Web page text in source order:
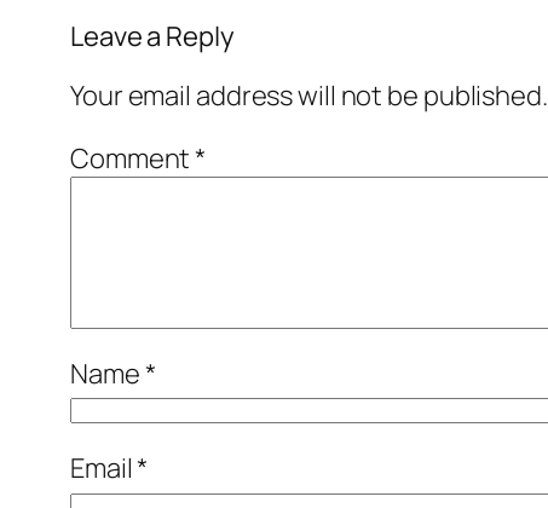
Leave a Reply
Your email address will not be published.
Comment*
Name*
Email*